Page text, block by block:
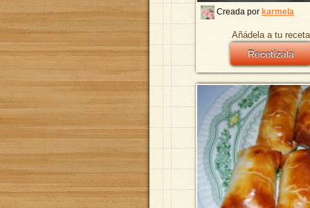
Creada por karmela
Añádela a tu
Recetízala